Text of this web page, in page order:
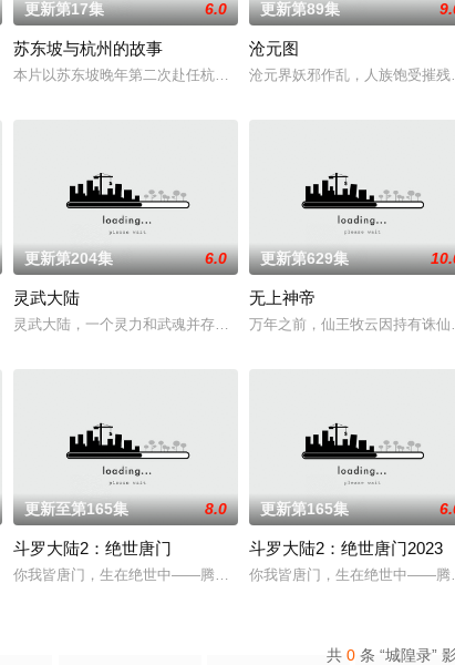
落的荒漠， 穿过现实的迷宫，欢迎光临“谷雨街后巷”。 在这有着
乱。混沌从深渊崛起，黑暗如潮水般吞噬大地……缔默完成了命运的
更新第17集 6.0
苏东坡与杭州的故事
本片以苏东坡晚年第二次赴任杭州，与老友佛印（一心想将苏东坡
更新第89集
沧元图
沧元界妖邪作乱，人族饱受摧
为主率!
个宇宙彼此为敌，域外宇宙由天魔统治，域内宇宙分为神界，仙界
更新第204集 6.0
灵武大陆
灵武大陆，一个灵力和武魂并存的世界，灵修一念动山河，武者徒
更新第629集
无上神帝
万年之前，仙王牧云因持有诛
意识的最终BOSS苏夜被迫绑定，二人因系统强制任务结伴踏上修复
的少年锤锤和他性格各异的家人朋友们，他们在日常琐事中脑洞大
更新至第165集 8.0
斗罗大陆2：绝世唐门
你我皆唐门，生在绝世中——腾讯视频《斗罗大陆绝世唐门》动画正式
更新第165集
斗罗大陆2：绝世唐门2023
你我皆唐门，生在绝世中——腾
共 0 条 “城隍录”